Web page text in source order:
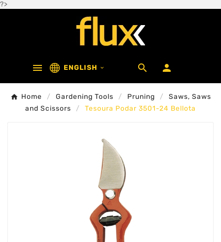
?>
 ENGLISH   
Home Gardening Tools Pruning
Saws, Saws
and Scissors
Tesoura Podar 3501-24 Bellota